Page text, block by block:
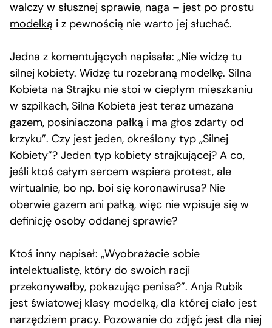
walczy w słusznej sprawie, naga – jest po prostu
modelką i z pewnością nie warto jej słuchać.
Jedna z komentujących napisała: „Nie widzę tu
silnej kobiety. Widzę tu rozebraną modelkę. Silna
Kobieta na Strajku nie stoi w ciepłym mieszkaniu
w szpilkach, Silna Kobieta jest teraz umazana
gazem, posiniaczona pałką i ma głos zdarty od
krzyku”. Czy jest jeden, określony typ „Silnej
Kobiety”? Jeden typ kobiety strajkującej? A co,
jeśli ktoś całym sercem wspiera protest, ale
wirtualnie, bo np. boi się koronawirusa? Nie
oberwie gazem ani pałką, więc nie wpisuje się w
definicję osoby oddanej sprawie?
Ktoś inny napisał: „Wyobrażacie sobie
intelektualistę, który do swoich racji
przekonywałby, pokazując penisa?”. Anja Rubik
jest światowej klasy modelką, dla której ciało jest
narzędziem pracy. Pozowanie do zdjęć jest dla niej